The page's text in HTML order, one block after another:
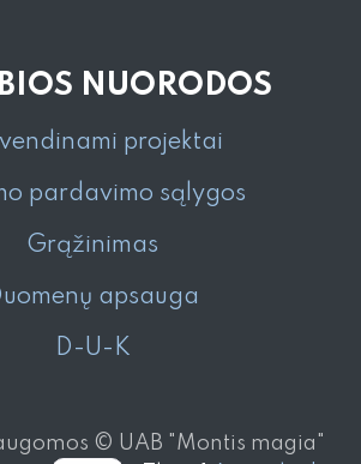
NUORODOS
projektai
pardavimo sąlygos
Grąžinimas
apsauga
D-U-K
© UAB "Montis magia"